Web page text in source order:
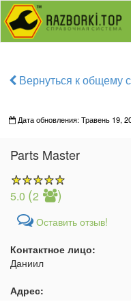
Вернуться к общему
Дата обновления: Травень 19,
Parts Master
5.0 (2 )
Оставить отзыв!
Контактное лицо:
Даниил
Адрес: